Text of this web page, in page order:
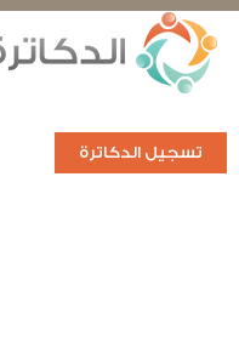
تسجيل الدكاترة